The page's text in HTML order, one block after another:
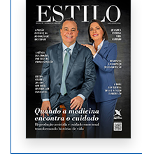
REVISTA DIGITAL